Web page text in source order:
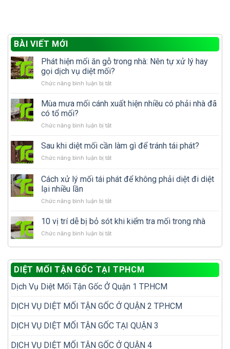
BÀI VIẾT MỚI
Phát hiện mối ăn gỗ trong nhà: Nên tự xử lý hay
gọi dịch vụ diệt mối?
Chức năng bình luận bị tắtở
hiện
gỗ
nhà:
tự
lý
diệt
mối?
Mùa mưa mối cánh xuất hiện nhiều có phải nhà đã
có tổ mối?
Chức năng bình luận bị tắtở
mưa
cánh
hiện
phải
đã
mối?
Sau khi diệt mối cần làm gì để tránh tái phát?
Chức năng bình luận bị tắtở
khi
diệt
cần
gì
tránh
Cách xử lý mối tái phát để không phải diệt đi diệt
lại nhiều lần
Chức năng bình luận bị tắtở
xử
mối
để
không
diệt
diệt
nhiều
10 vị trí dễ bị bỏ sót khi kiểm tra mối trong nhà
Chức năng bình luận bị tắtở
trí
dễ
bị
bỏ
khi
mối
nhà
DIỆT MỐI TẬN GỐC TẠI TPHCM
Dịch Vụ Diệt Mối Tận Gốc Ở Quận 1 TP.HCM
DỊCH VỤ DIỆT MỐI TẬN GỐC Ở QUẬN 2 TP.HCM
DỊCH VỤ DIỆT MỐI TẬN GỐC TẠI QUẬN 3
DỊCH VỤ DIỆT MỐI TẬN GỐC Ở QUẬN 4